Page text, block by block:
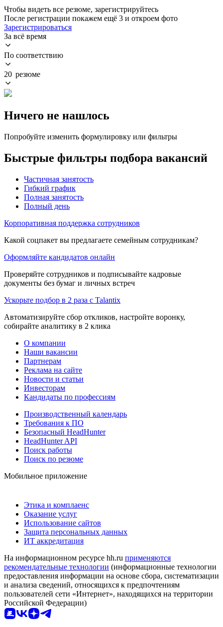
Чтобы видеть все резюме, зарегистрируйтесь
После регистрации покажем ещё 3 и откроем фото
Зарегистрироваться
За всё время
По соответствию
20 резюме
Ничего не нашлось
Попробуйте изменить формулировку или фильтры
Быстрые фильтры подбора вакансий
Частичная занятость
Гибкий график
Полная занятость
Полный день
Корпоративная поддержка сотрудников
Какой соцпакет вы предлагаете семейным сотрудникам?
Оформляйте кандидатов онлайн
Проверяйте сотрудников и подписывайте кадровые
документы без бумаг и личных встреч
Ускорьте подбор в 2 раза с Talantix
Автоматизируйте сбор откликов, настройте воронку,
собирайте аналитику в 2 клика
О компании
Наши вакансии
Партнерам
Реклама на сайте
Новости и статьи
Инвесторам
Кандидаты по профессиям
Производственный календарь
Требования к ПО
Безопасный HeadHunter
HeadHunter API
Поиск работы
Поиск по резюме
Мобильное приложение
Этика и комплаенс
Оказание услуг
Использование сайтов
Защита персональных данных
ИТ аккредитация
На информационном ресурсе hh.ru применяются
рекомендательные технологии (информационные технологии
предоставления информации на основе сбора, систематизации
и анализа сведений, относящихся к предпочтениям
пользователей сети «Интернет», находящихся на территории
Российской Федерации)